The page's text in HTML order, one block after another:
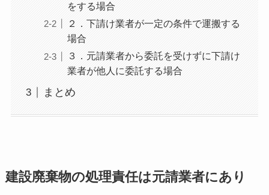
をする場合
２．下請け業者が一定の条件で運搬する
場合
３．元請業者から委託を受けずに下請け
業者が他人に委託する場合
まとめ
建設廃棄物の処理責任は元請業者にあり